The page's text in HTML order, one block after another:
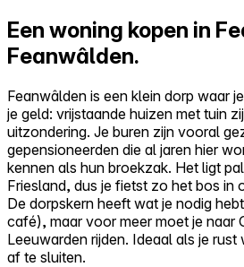
Zelf kopen
Reviews
Prijzen
Log in
Probeer Walter gratis
Een woning kopen in
Feanwâlden.
Feanwâlden is een klein dorp waar
je geld: vrijstaande huizen met tuin
uitzondering. Je buren zijn vooral
gepensioneerden die al jaren hier
kennen als hun broekzak. Het ligt
Friesland, dus je fietst zo het bos in
De dorpskern heeft wat je nodig
café), maar voor meer moet je naar
Leeuwarden rijden. Ideaal als je
af te sluiten.